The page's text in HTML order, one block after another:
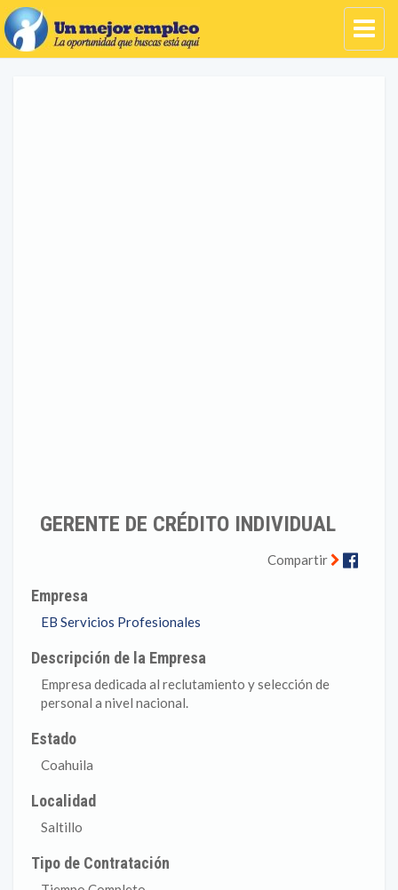
GERENTE DE CRÉDITO INDIVIDUAL
Compartir
Empresa
EB Servicios Profesionales
Descripción de la Empresa
Empresa dedicada al reclutamiento y selección de
personal a nivel nacional.
Estado
Coahuila
Localidad
Saltillo
Tipo de Contratación